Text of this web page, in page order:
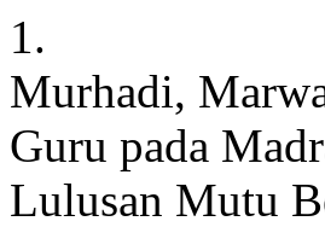
1.
Murhadi,
Guru pada
Lulusan Mutu